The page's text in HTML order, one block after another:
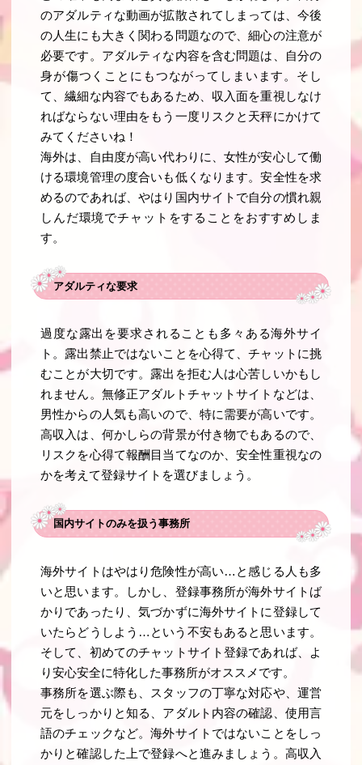
のアダルティな動画が拡散されてしまっては、今後
の人生にも大きく関わる問題なので、細心の注意が
必要です。アダルティな内容を含む問題は、自分の
身が傷つくことにもつながってしまいます。そし
て、繊細な内容でもあるため、収入面を重視しなけ
ればならない理由をもう一度リスクと天秤にかけて
みてくださいね！
海外は、自由度が高い代わりに、女性が安心して働
ける環境管理の度合いも低くなります。安全性を求
めるのであれば、やはり国内サイトで自分の慣れ親
しんだ環境でチャットをすることをおすすめしま
す。
アダルティな要求
過度な露出を要求されることも多々ある海外サイ
ト。露出禁止ではないことを心得て、チャットに挑
むことが大切です。露出を拒む人は心苦しいかもし
れません。無修正アダルトチャットサイトなどは、
男性からの人気も高いので、特に需要が高いです。
高収入は、何かしらの背景が付き物でもあるので、
リスクを心得て報酬目当てなのか、安全性重視なの
かを考えて登録サイトを選びましょう。
国内サイトのみを扱う事務所
海外サイトはやはり危険性が高い…と感じる人も多
いと思います。しかし、登録事務所が海外サイトば
かりであったり、気づかずに海外サイトに登録して
いたらどうしよう…という不安もあると思います。
そして、初めてのチャットサイト登録であれば、よ
り安心安全に特化した事務所がオススメです。
事務所を選ぶ際も、スタッフの丁寧な対応や、運営
元をしっかりと知る、アダルト内容の確認、使用言
語のチェックなど。海外サイトではないことをしっ
かりと確認した上で登録へと進みましょう。高収入